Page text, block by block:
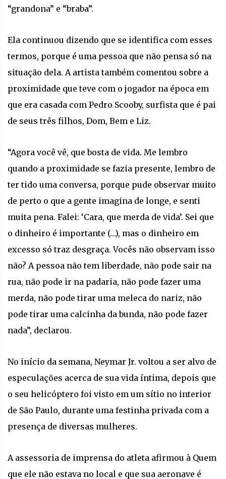
“grandona” e “braba”.
Ela continuou dizendo que se identifica com esses
termos, porque é uma pessoa que não pensa só na
situação dela. A artista também comentou sobre a
proximidade que teve com o jogador na época em
que era casada com Pedro Scooby, surfista que é pai
de seus três filhos, Dom, Bem e Liz.
“Agora você vê, que bosta de vida. Me lembro
quando a proximidade se fazia presente, lembro de
ter tido uma conversa, porque pude observar muito
de perto o que a gente imagina de longe, e senti
muita pena. Falei: ‘Cara, que merda de vida’. Sei que
o dinheiro é importante (…), mas o dinheiro em
excesso só traz desgraça. Vocês não observam isso
não? A pessoa não tem liberdade, não pode sair na
rua, não pode ir na padaria, não pode fazer uma
merda, não pode tirar uma meleca do nariz, não
pode tirar uma calcinha da bunda, não pode fazer
nada”, declarou.
No início da semana, Neymar Jr. voltou a ser alvo de
especulações acerca de sua vida íntima, depois que
o seu helicóptero foi visto em um sítio no interior
de São Paulo, durante uma festinha privada com a
presença de diversas mulheres.
A assessoria de imprensa do atleta afirmou à Quem
que ele não estava no local e que sua aeronave é